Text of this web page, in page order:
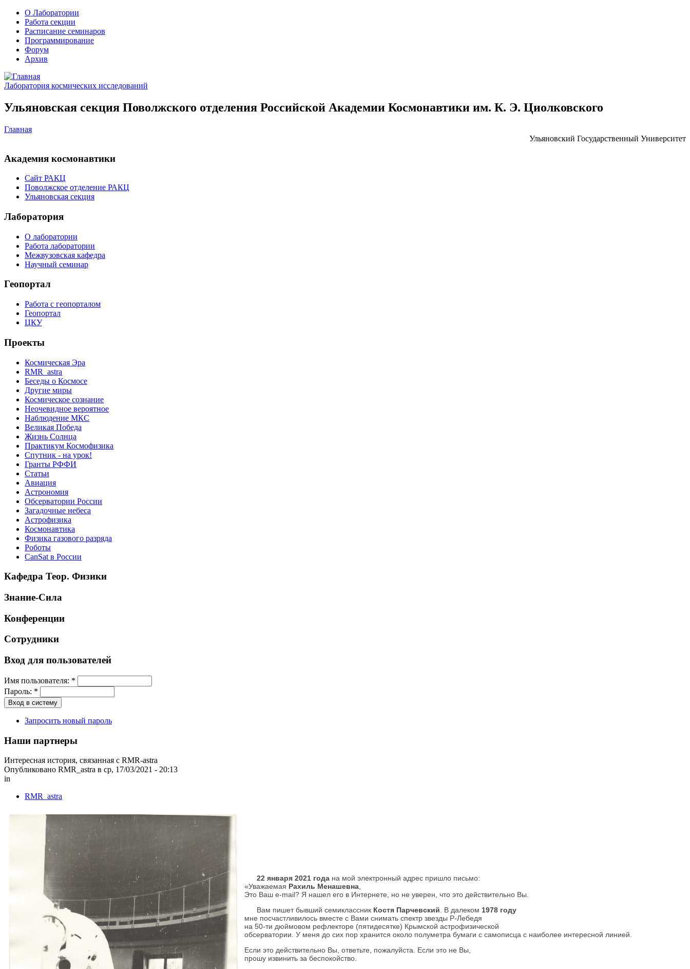
О Лаборатории
Работа секции
Расписание семинаров
Программирование
Форум
Архив
Лаборатория космических исследований
Ульяновская секция Поволжского отделения Российской Академии Космонавтики им. К. Э. Циолковского
Главная
Ульяновский Государственный Университет
Академия космонавтики
Сайт РАКЦ
Поволжское отделение РАКЦ
Ульяновская секция
Лаборатория
О лаборатории
Работа лаборатории
Межвузовская кафедра
Научный семинар
Геопортал
Работа с геопорталом
Геопортал
ЦКУ
Проекты
Космическая Эра
RMR_astra
Беседы о Космосе
Другие миры
Космическое сознание
Неочевидное вероятное
Наблюдение МКС
Великая Победа
Жизнь Солнца
Практикум Космофизика
Спутник - на урок!
Гранты РФФИ
Статьи
Авиация
Астрономия
Обсерватории России
Загадочные небеса
Астрофизика
Космонавтика
Физика газового разряда
Роботы
CanSat в России
Кафедра Теор. Физики
Знание-Сила
Конференции
Сотрудники
Вход для пользователей
Имя пользователя: *
Пароль: *
Запросить новый пароль
Наши партнеры
Интересная история, связанная с RMR-astra
Опубликовано RMR_astra в ср, 17/03/2021 - 20:13
in
RMR_astra
22 января 2021 года на мой электронный адрес пришло письмо:
«Уважаемая Рахиль Менашевна,
Это Ваш e-mail? Я нашел его в Интернете, но не уверен, что это действительно Вы.
Вам пишет бывший семиклассник Костя Парчевский. В далеком 1978 году
мне посчастливилось вместе с Вами снимать спектр звезды Р-Лебедя
на 50-ти дюймовом рефлекторе (пятидесятке) Крымской астрофизической
обсерватории. У меня до сих пор хранится около полуметра бумаги с самописца с наиболее интересной линией.
Если это действительно Вы, ответьте, пожалуйста. Если это не Вы,
прошу извинить за беспокойство.